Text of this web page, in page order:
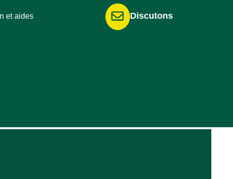
et aides Discutons